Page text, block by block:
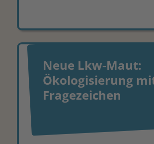
Neue Lkw-Maut:
Ökologisierung
Fragezeichen